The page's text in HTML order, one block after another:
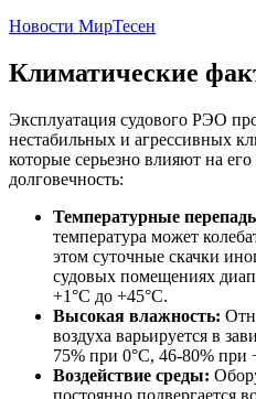
Новости МирТесен
Климатические
Эксплуатация судового РЭО
нестабильных и агрессивных
которые серьезно влияют на
долговечность:
Температурные
температура может
этом суточные скачки
судовых помещениях
+1°C до +45°C.
Высокая влажность:
воздуха варьируется в
75% при 0°C, 46-80% при
Воздействие среды: